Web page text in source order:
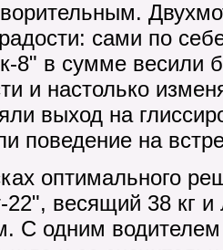
сами по
8" в сумме весили
и настолько
выход на
поведение на
оптимального
22", весящий 38 кг
С одним